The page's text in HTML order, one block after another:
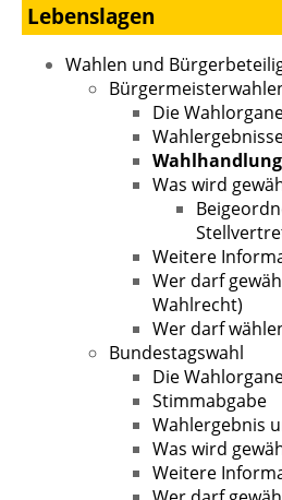
Lebenslagen
Wahlen und
Die
Was wird
Weitere
Wer darf
Wahlrecht)
Wer darf
Bundestagswahl
Die
Stimmabgabe
Wahlergebnis
Was wird
Weitere